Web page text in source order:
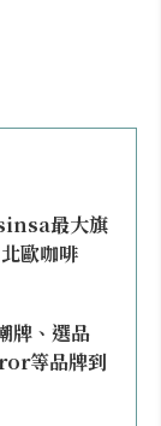
最大旗
歐咖啡
牌、選品
等品牌到